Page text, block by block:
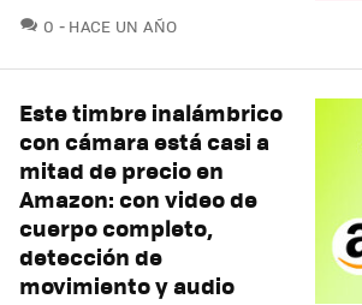
0 COMENTARIOS
HACE UN AÑO
Este timbre inalámbrico
con cámara está casi a
mitad de precio en
Amazon: con video de
cuerpo completo,
detección de
movimiento y audio